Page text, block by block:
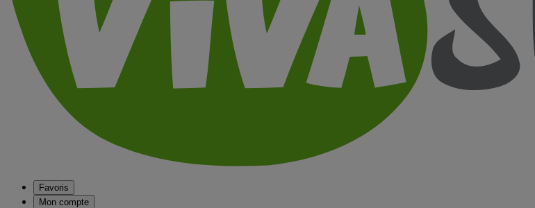
Favoris
Mon compte